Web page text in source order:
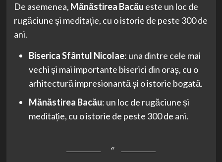
De asemenea, Mănăstirea Bacău este un loc de
rugăciune și meditație, cu o istorie de peste 300 de
ani.
Biserica Sfântul Nicolae: una dintre cele mai
vechi și mai importante biserici din oraș, cu o
arhitectură impresionantă și o istorie bogată.
Mănăstirea Bacău: un loc de rugăciune și
meditație, cu o istorie de peste 300 de ani.